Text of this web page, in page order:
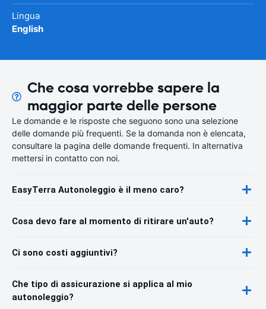
Lingua
English
Che cosa vorrebbe sapere la
maggior parte delle persone
Le domande e le risposte che seguono sono una selezione
delle domande più frequenti. Se la domanda non è elencata,
consultare la pagina delle domande frequenti. In alternativa
mettersi in contatto con noi.
EasyTerra Autonoleggio è il meno caro?
Cosa devo fare al momento di ritirare un'auto?
Ci sono costi aggiuntivi?
Che tipo di assicurazione si applica al mio
autonoleggio?